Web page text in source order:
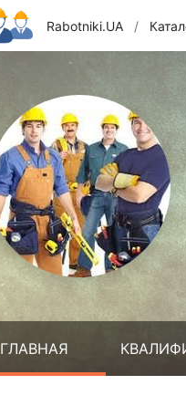
Rabotniki.UA /
ГЛАВНАЯ